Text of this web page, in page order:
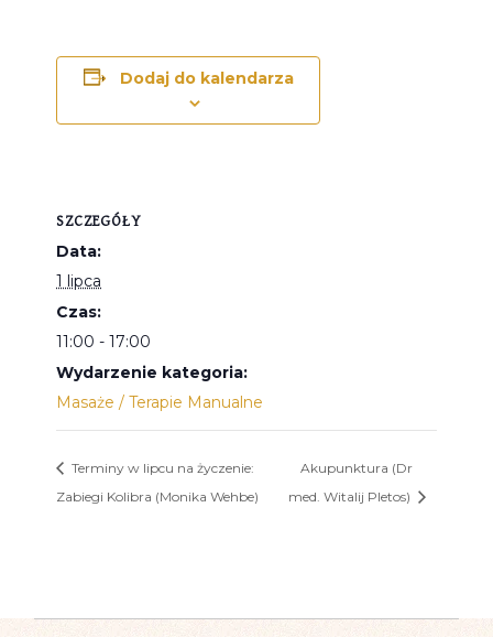
Dodaj do kalendarza
SZCZEGÓŁY
Data:
1 lipca
Czas:
11:00 - 17:00
Wydarzenie kategoria:
Masaże / Terapie Manualne
Terminy w lipcu na życzenie:
Zabiegi Kolibra (Monika Wehbe)
Akupunktura (Dr
med. Witalij Pletos)